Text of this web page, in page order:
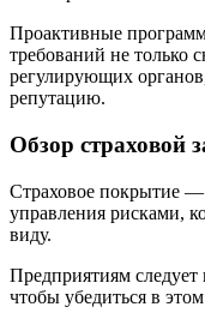
Проактивные
требований не только
регулирующих
репутацию.
Обзор страховой
Страховое покрытие
управления рисками,
виду.
Предприятиям следует
чтобы убедиться в